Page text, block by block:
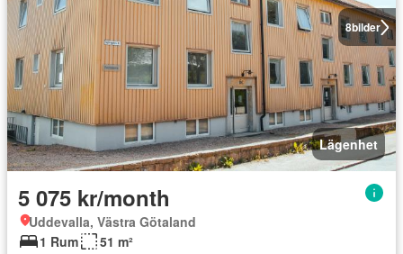
8bilder
Lägenhet
5 075 kr/month
Uddevalla, Västra Götaland
1 Rum
51 m²